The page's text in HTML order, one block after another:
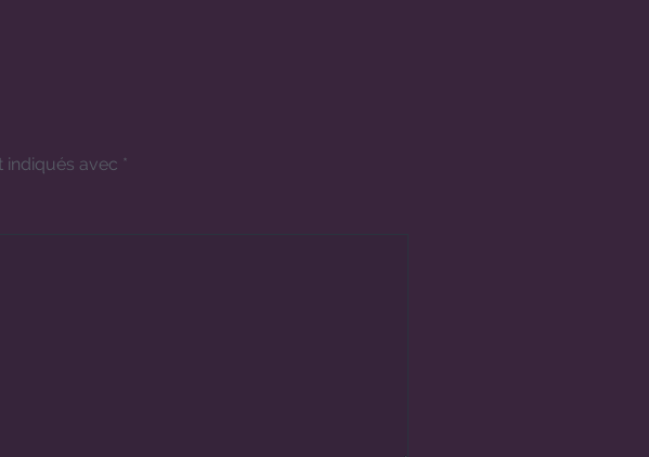
indiqués avec *